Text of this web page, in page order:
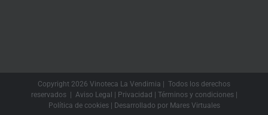
Copyright 2026 Vinoteca La Vendimia | Todos los derechos
reservados | Aviso Legal Privacidad Términos y condiciones|
Política de cookies| Desarrollado por Mares Virtuales